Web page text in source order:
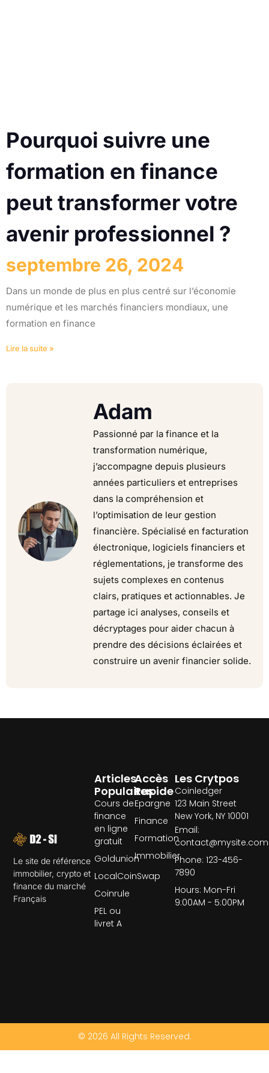
Pourquoi suivre une
formation en finance
peut transformer votre
avenir professionnel ?
septembre 26, 2024
Dans un monde de plus en plus centré sur l’économie
numérique et les marchés financiers mondiaux, une
formation en finance
Lire la suite »
Adam
Passionné par la finance et la
transformation numérique,
j’accompagne depuis plusieurs
années particuliers et entreprises
dans la compréhension et
l’optimisation de leur gestion
financière. Spécialisé en facturation
électronique, logiciels financiers et
réglementations, je transforme des
sujets complexes en contenus
clairs, pratiques et actionnables. Je
partage ici analyses, conseils et
décryptages pour aider chacun à
prendre des décisions éclairées et
construire un avenir financier solide.
Le site de référence
immobilier, crypto et
finance du marché
Français
Accès
Rapide
Epargne
Finance
Formation
Immobilier
Articles
Populaires
Cours de
finance
en ligne
gratuit
Goldunion
LocalCoinSwap
Coinrule
PEL ou
livret A
Les Crytpos
Coinledger
123 Main Street
New York, NY 10001
Email:
contact@mysite.com
Phone: 123-456-
7890
Hours: Mon-Fri
9:00AM - 5:00PM
© 2026 All Rights Reserved.